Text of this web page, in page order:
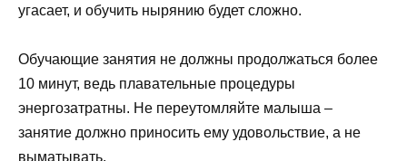
угасает, и обучить нырянию будет сложно.
Обучающие занятия не должны продолжаться более
10 минут, ведь плавательные процедуры
энергозатратны. Не переутомляйте малыша –
занятие должно приносить ему удовольствие, а не
выматывать.